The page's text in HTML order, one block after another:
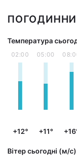
Температура
02:00
+12°
05:00
+11°
Вітер сьогодні (м/с)